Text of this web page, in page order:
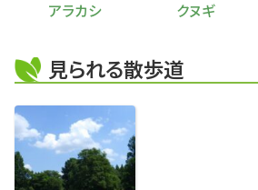
アラカシ クヌギ
見られる散歩道